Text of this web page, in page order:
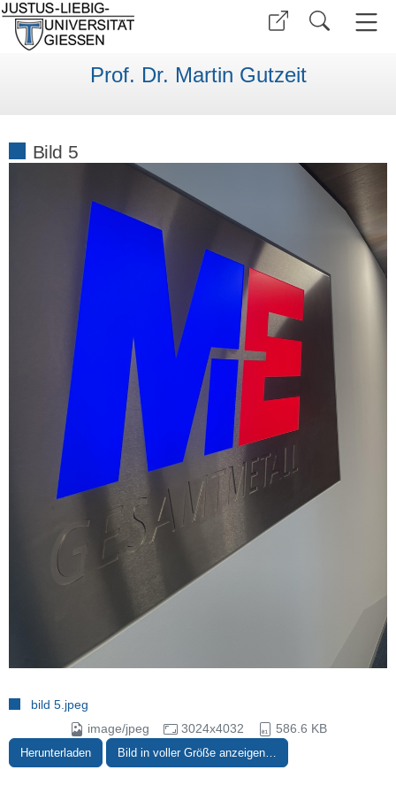
Prof. Dr. Martin Gutzeit
Bild 5
bild 5.jpeg
image/jpeg
3024x4032 586.6 KB
Herunterladen Bild in voller Größe anzeigen…